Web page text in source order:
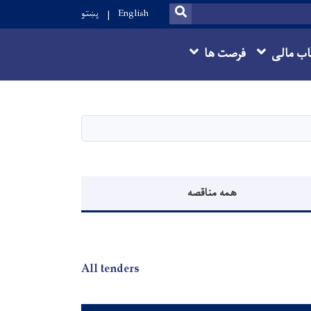
SEARCH
English پښتو
مالی فرصت ها
همه مناقصه
All tenders